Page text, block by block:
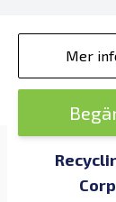
Mer